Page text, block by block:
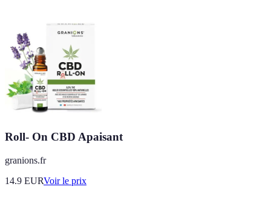
Roll- On CBD Apaisant
granions.fr
14.9 EURVoir le prix